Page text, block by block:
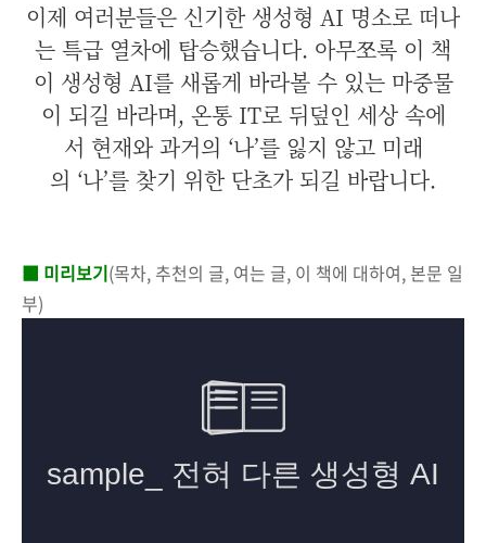
이제 여러분들은 신기한 생성형 AI 명소로 떠나
는 특급 열차에 탑승했습니다. 아무쪼록 이 책
이 생성형 AI를 새롭게 바라볼 수 있는 마중물
이 되길 바라며, 온통 IT로 뒤덮인 세상 속에
서 현재와 과거의 ‘나’를 잃지 않고 미래
의 ‘나’를 찾기 위한 단초가 되길 바랍니다.
■ 미리보기(목차, 추천의 글, 여는 글, 이 책에 대하여, 본문 일
부)